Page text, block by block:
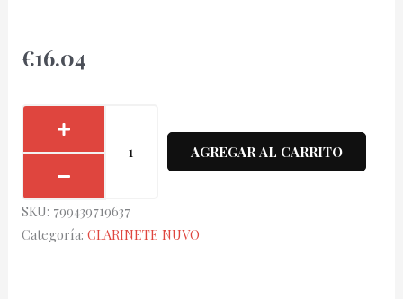
€16.04
515SJBK
Negra
AGREGAR AL CARRITO
SKU: 799439719637
Categoría: CLARINETE NUVO